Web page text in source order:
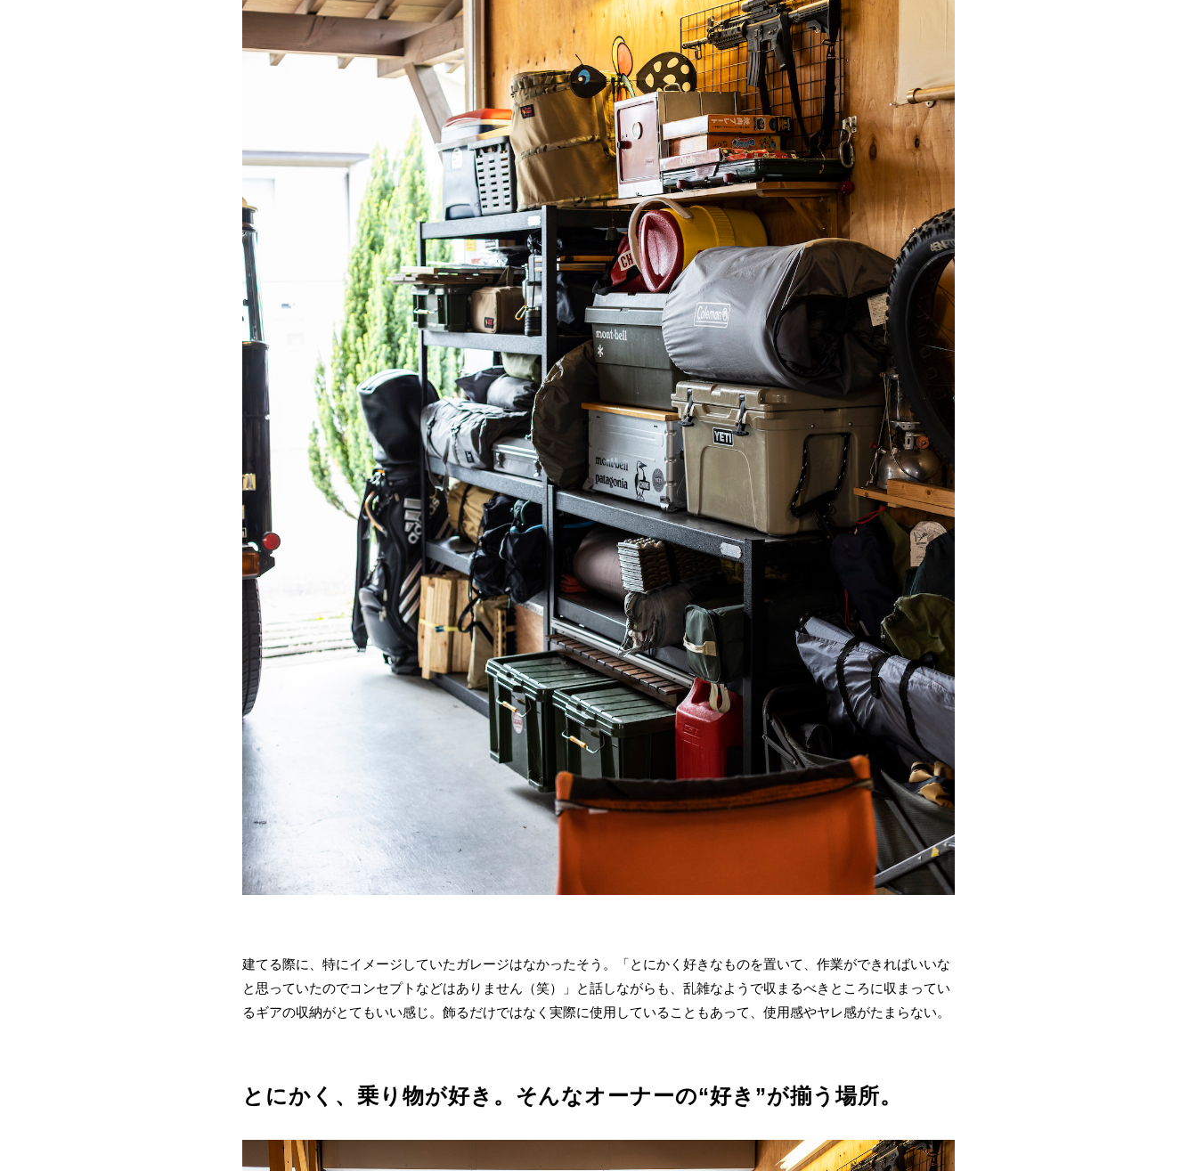
建てる際に、特にイメージしていたガレージはなかったそう。「とにかく好きなものを置いて、作業ができればいいな
と思っていたのでコンセプトなどはありません（笑）」と話しながらも、乱雑なようで収まるべきところに収まってい
るギアの収納がとてもいい感じ。飾るだけではなく実際に使用していることもあって、使用感やヤレ感がたまらない。
とにかく、乗り物が好き。そんなオーナーの“好き”が揃う場所。